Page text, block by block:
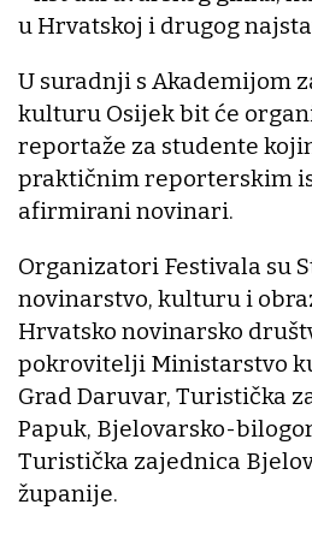
u Hrvatskoj i drugog
U suradnji s Akademijom
kulturu Osijek bit će
reportaže za studente
praktičnim reporterskim
afirmirani novinari.
Organizatori Festivala su
novinarstvo, kulturu i
Hrvatsko novinarsko
pokrovitelji Ministarstvo
Grad Daruvar, Turistička
Papuk, Bjelovarsko-
Turistička zajednica
županije.